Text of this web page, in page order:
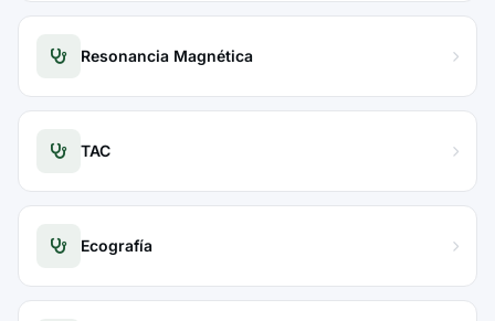
Resonancia Magnética
TAC
Ecografía